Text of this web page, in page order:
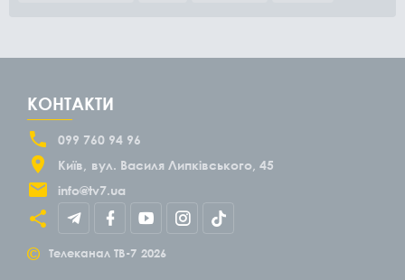
КОНТАКТИ
099 760 94 96
Київ
вул. Василя Липківського, 45
info@tv7.ua
© Телеканал ТВ-7 2026